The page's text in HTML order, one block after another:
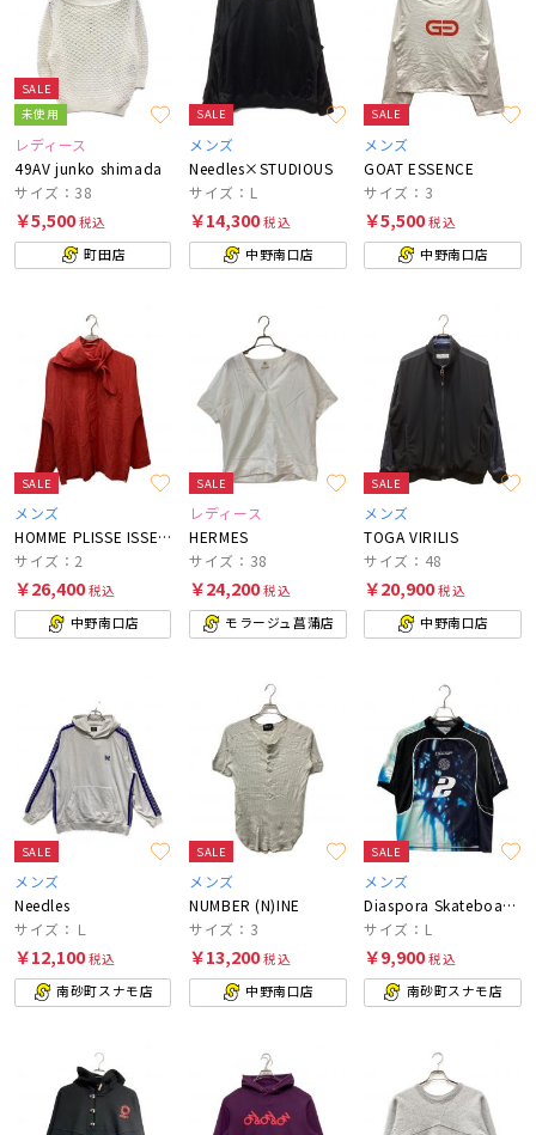
SALE
未使用
レディース
49AV junko shimada
サイズ：38
￥5,500税込
町田店
SALE
メンズ
Needles×STUDIOUS
サイズ：L
￥14,300税込
中野南口店
SALE
メンズ
GOAT ESSENCE
サイズ：3
￥5,500税込
中野南口店
SALE
メンズ
HOMME PLISSE ISSEY MIYAKE
サイズ：2
￥26,400税込
中野南口店
SALE
レディース
HERMES
サイズ：38
￥24,200税込
モラージュ菖蒲店
SALE
メンズ
TOGA VIRILIS
サイズ：48
￥20,900税込
中野南口店
SALE
メンズ
Needles
サイズ：Ｌ
￥12,100税込
南砂町スナモ店
SALE
メンズ
NUMBER (N)INE
サイズ：3
￥13,200税込
中野南口店
SALE
メンズ
Diaspora Skateboards
サイズ：L
￥9,900税込
南砂町スナモ店